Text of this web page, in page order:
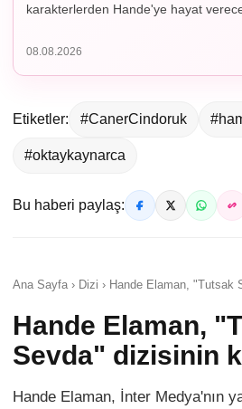
karakterlerden Hande'ye hayat
08.08.2026
Etiketler: #CanerCindoruk
#oktaykaynarca
Bu haberi paylaş:
Ana Sayfa › Dizi › Hande Elaman, "Tutsak
Hande Elaman,
Sevda" dizisinin
Hande Elaman, İnter Medya'nın